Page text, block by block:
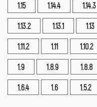
1.15 1.14.4 1.14.3
1.13.2 1.13.1 1.13
1.11.2 1.11 1.10.2
1.9 1.8.9 1.8.8
1.6.4 1.6 1.5.2